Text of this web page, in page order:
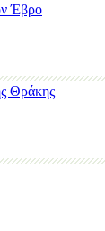
Έβρο
Θράκης